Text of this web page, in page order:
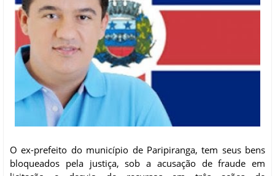
O ex-prefeito do município de Paripiranga, tem seus bens
bloqueados pela justiça, sob a acusação de fraude em